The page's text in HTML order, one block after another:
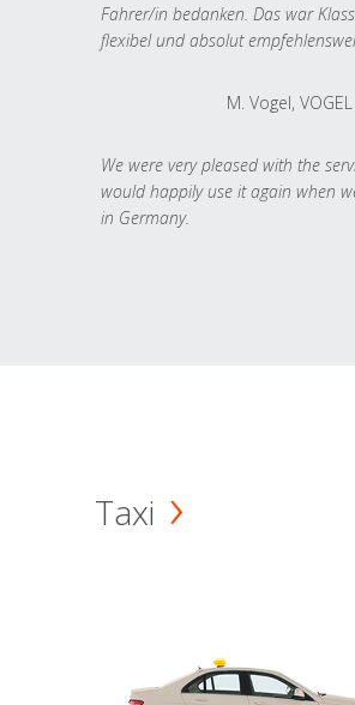
Fahrer/in bedanken. Das war
flexibel und absolut
M. Vogel,
We were very pleased with the
would happily use it again when
in Germany.
Taxi